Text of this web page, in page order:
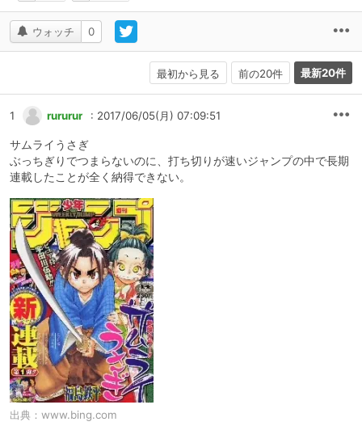
ウォッチ 0
最初から見る 前の20件 最新20件
1 rururur : 2017/06/05(月) 07:09:51
サムライうさぎ
ぶっちぎりでつまらないのに、打ち切りが速いジャンプの中で長期
連載したことが全く納得できない。
出典： www.bing.com